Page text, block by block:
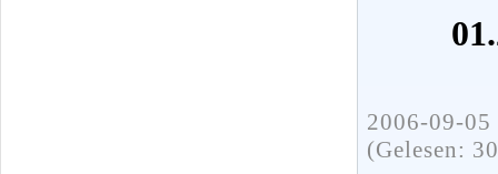
2006-09-
(Gelesen: